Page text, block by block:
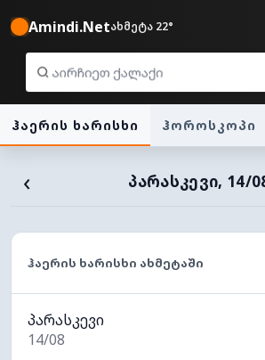
Amindi.Netახმეტა 22°
ჰაერის ხარისხი ჰოროსკოპი
‹ ᲞᲐᲠᲐᲡᲙᲔᲕᲘ, 14/
ᲰᲐᲔᲠᲘᲡ ᲮᲐᲠᲘᲡᲮᲘ ᲐᲮᲛᲔᲢᲐᲨᲘ
პარასკევი
14/08